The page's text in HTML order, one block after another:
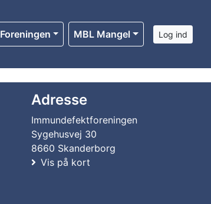
Foreningen MBL Mangel Log ind
Adresse
Immundefektforeningen
Sygehusvej 30
8660 Skanderborg
Vis på kort